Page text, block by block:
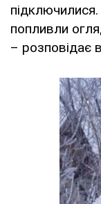
попливли
– розповідає